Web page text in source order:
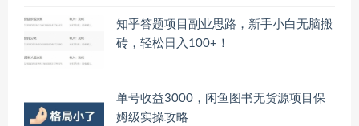
知乎答题项目副业思路，新手小白无脑搬
砖，轻松日入100+！
单号收益3000，闲鱼图书无货源项目保
姆级实操攻略